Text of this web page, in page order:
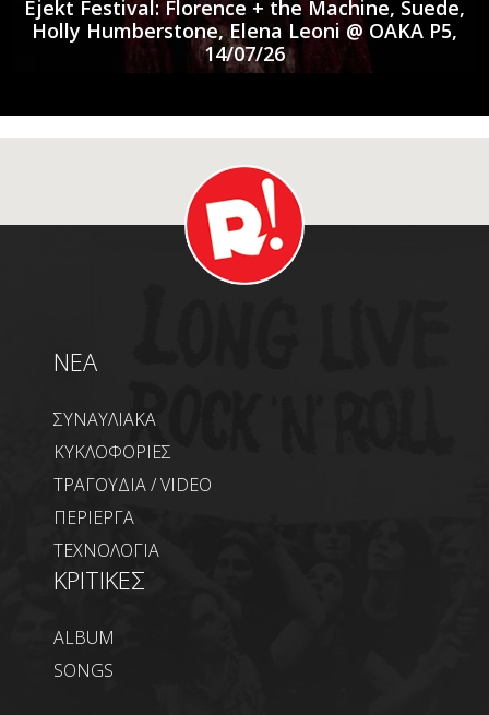
Ejekt Festival: Florence + the Machine, Suede,
Holly Humberstone, Elena Leoni @ ΟΑΚΑ P5,
14/07/26
NEA
ΣΥΝΑΥΛΙΑΚΑ
ΚΥΚΛΟΦΟΡΙΕΣ
ΤΡΑΓΟΥΔΙΑ / VIDEO
ΠΕΡΙΕΡΓΑ
ΤΕΧΝΟΛΟΓΙΑ
ΚΡΙΤΙΚΕΣ
ALBUM
SONGS